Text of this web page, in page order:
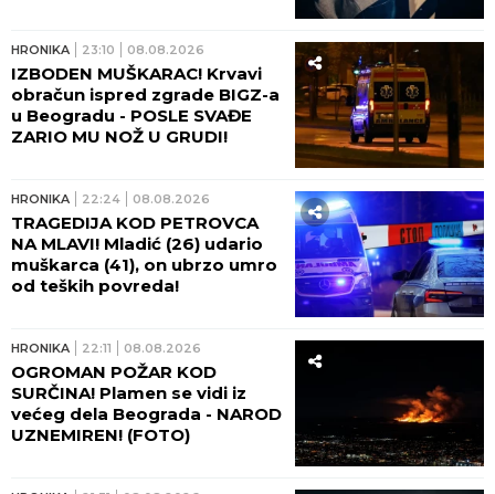
HRONIKA 23:10 08.08.2026
IZBODEN MUŠKARAC! Krvavi
obračun ispred zgrade BIGZ-a
u Beogradu - POSLE SVAĐE
ZARIO MU NOŽ U GRUDI!
HRONIKA 22:24 08.08.2026
TRAGEDIJA KOD PETROVCA
NA MLAVI! Mladić (26) udario
muškarca (41), on ubrzo umro
od teških povreda!
HRONIKA 22:11 08.08.2026
OGROMAN POŽAR KOD
SURČINA! Plamen se vidi iz
većeg dela Beograda - NAROD
UZNEMIREN! (FOTO)